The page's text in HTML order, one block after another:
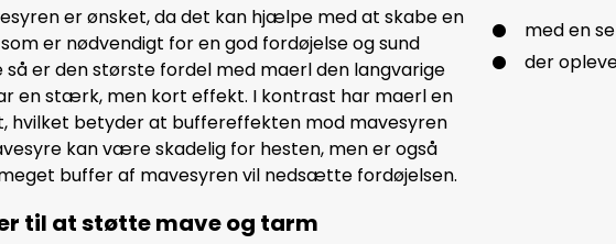
er ønsket, da det kan hjælpe med at skabe en
er nødvendigt for en god fordøjelse og sund
er den største fordel med maerl den langvarige
en stærk, men kort effekt. I kontrast har maerl en
hvilket betyder at buffereffekten mod mavesyren
kan være skadelig for hesten, men er også
buffer af mavesyren vil nedsætte fordøjelsen.
til at støtte mave og tarm
med en
der